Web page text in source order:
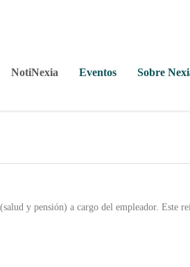
NotiNexia Eventos Sobre
y pensión) a cargo del empleador. Este